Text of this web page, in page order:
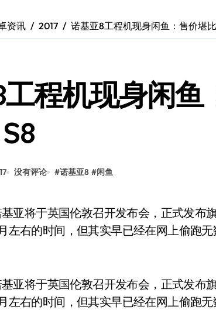
15大揭秘！新机亮点+超实用功能全掌握！
秘！三星Galaxy Z Flip7 FE折叠屏新宠来袭✨
资讯 2017 诺基亚8工程机现身闲鱼：售价堪
程机现身闲鱼
没有评论 #诺基亚8 #闲鱼
左右的时间，但其实早已经在网上偷跑
亚将于英国伦敦召开发布会，正式发布
左右的时间，但其实早已经在网上偷跑